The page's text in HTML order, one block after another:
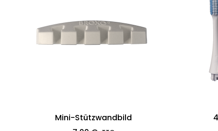
Mini-Stützwandbild